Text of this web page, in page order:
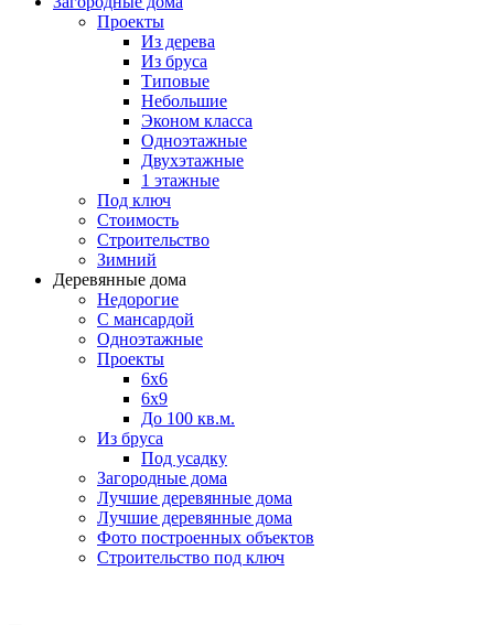
Проекты
Из дерева
Из бруса
Типовые
Небольшие
Эконом класса
Одноэтажные
Двухэтажные
1 этажные
Под ключ
Стоимость
Строительство
Зимний
Деревянные дома
Недорогие
С мансардой
Одноэтажные
Проекты
6х6
6х9
До 100 кв.м.
Из бруса
Под усадку
Загородные дома
Лучшие деревянные дома
Лучшие деревянные дома
Фото построенных объектов
Строительство под ключ